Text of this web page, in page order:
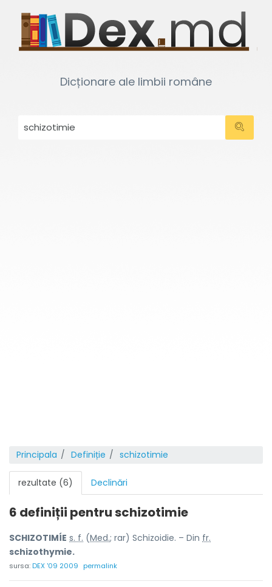
Dicționare ale limbii române
Principala Definiție schizotimie
rezultate (6) Declinări
6 definiții pentruschizotimie
SCHIZOTIMÍE s. f. (Med.; rar) Schizoidie. – Din fr.
schizothymie.
sursa:DEX '09 2009 permalink